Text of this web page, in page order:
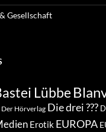
Gesellschaft
Lübbe
Der Hörverlag Die drei ???
Erotik EUROPA